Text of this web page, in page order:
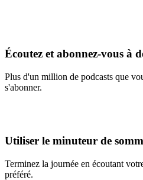
Écoutez et abonnez-vous à
Plus d'un million de podcasts que
s'abonner.
Utiliser le minuteur de
Terminez la journée en écoutant
préféré.